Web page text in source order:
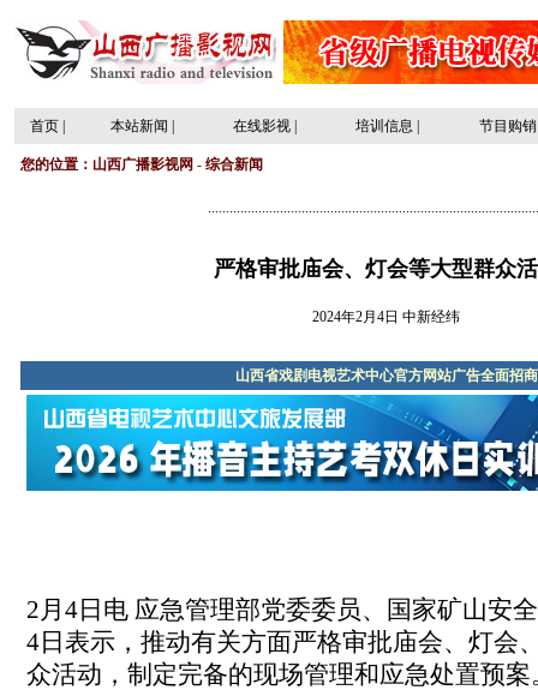
首页 本站新闻 在线影视 培训信息 节目购销
您的位置： 山西广播影视网 - 综合新闻
严格审批庙会、灯会等大型群众
2024年2月4日 中新经纬
山西省戏剧电视艺术中心官方网站广告全面招商
2月4日电 应急管理部党委委员、国家矿山安
4日表示，推动有关方面严格审批庙会、灯会
众活动，制定完备的现场管理和应急处置预案